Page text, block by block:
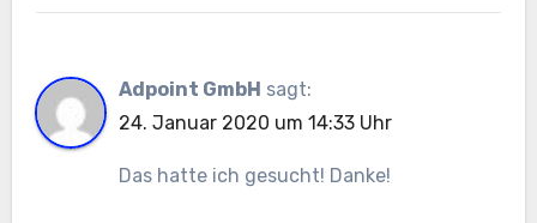
Adpoint GmbH sagt:
24. Januar 2020 um 14:33 Uhr
Das hatte ich gesucht! Danke!